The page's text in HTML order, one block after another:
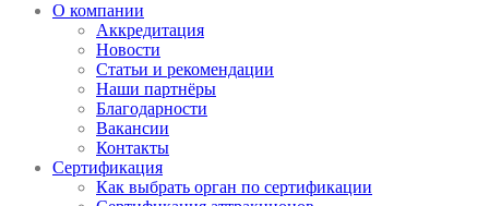
О компании
Аккредитация
Новости
Статьи и рекомендации
Наши партнёры
Благодарности
Вакансии
Контакты
Сертификация
Как выбрать орган по сертификации